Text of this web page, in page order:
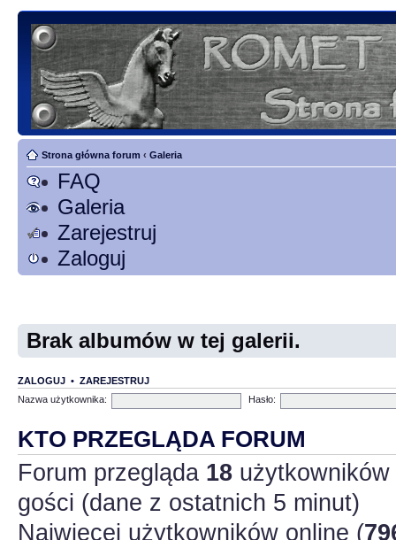
Strona główna forum ‹ Galeria
FAQ
Galeria
Zarejestruj
Zaloguj
Brak albumów w tej galerii.
ZALOGUJ • ZAREJESTRUJ
Nazwa użytkownika:
Hasło:
KTO PRZEGLĄDA FORUM
Forum przegląda 18
gości (dane z ostatnich 5 minut)
Najwięcej użytkowników online (